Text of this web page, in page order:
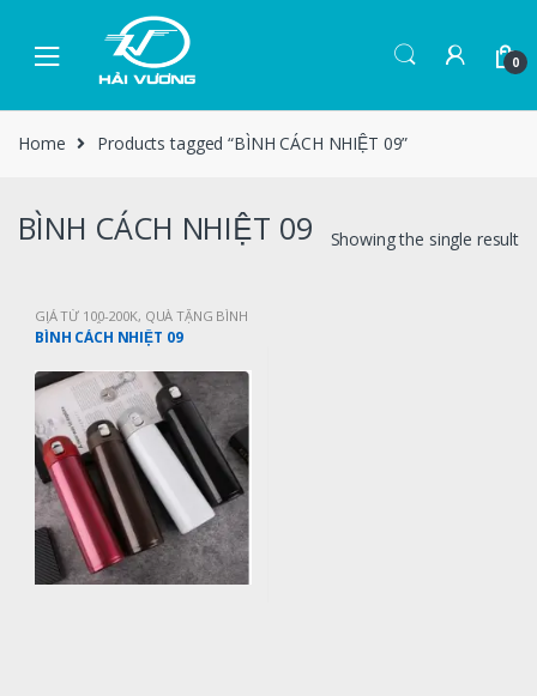
0
Home Products tagged “BÌNH CÁCH NHIỆT 09”
BÌNH CÁCH NHIỆT 09 Showing the single result
GIÁ TỪ 100-200K, QUÀ TẶNG BÌNH
CÁCH NHIỆT
BÌNH CÁCH NHIỆT 09